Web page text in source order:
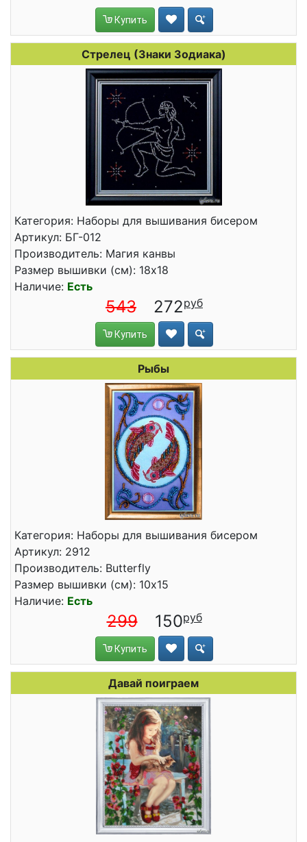
Купить
Стрелец (Знаки Зодиака)
Категория: Наборы для вышивания бисером
Артикул: БГ-012
Производитель: Магия канвы
Размер вышивки (см): 18x18
Наличие: Есть
543 272
Купить
Рыбы
Категория: Наборы для вышивания бисером
Артикул: 2912
Производитель: Butterfly
Размер вышивки (см): 10x15
Наличие: Есть
299 150
Купить
Давай поиграем